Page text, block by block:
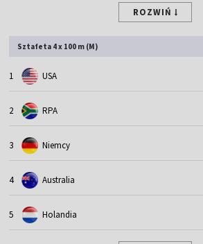
ROZWIŃ
Sztafeta 4 x 100 m (M)
1 USA
2 RPA
3 Niemcy
4 Australia
5 Holandia